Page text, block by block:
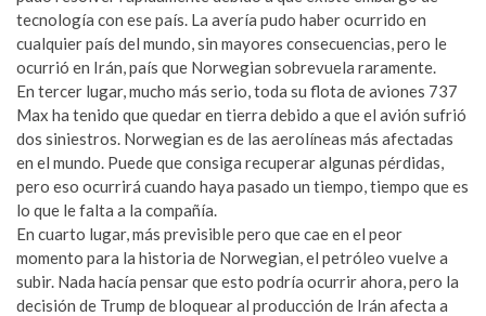
tecnología con ese país. La avería pudo haber ocurrido en
cualquier país del mundo, sin mayores consecuencias, pero le
ocurrió en Irán, país que Norwegian sobrevuela raramente.
En tercer lugar, mucho más serio, toda su flota de aviones 737
Max ha tenido que quedar en tierra debido a que el avión sufrió
dos siniestros. Norwegian es de las aerolíneas más afectadas
en el mundo. Puede que consiga recuperar algunas pérdidas,
pero eso ocurrirá cuando haya pasado un tiempo, tiempo que es
lo que le falta a la compañía.
En cuarto lugar, más previsible pero que cae en el peor
momento para la historia de Norwegian, el petróleo vuelve a
subir. Nada hacía pensar que esto podría ocurrir ahora, pero la
decisión de Trump de bloquear al producción de Irán afecta a